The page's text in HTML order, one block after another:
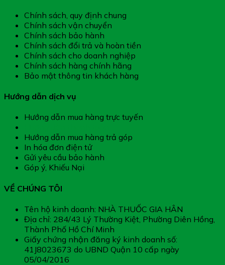
Chính sách, quy định chung
Chính sách vận chuyển
Chính sách bảo hành
Chính sách đổi trả và hoàn tiền
Chính sách cho doanh nghiệp
Chính sách hàng chính hãng
Bảo mật thông tin khách hàng
Hướng dẫn dịch vụ
Hướng dẫn mua hàng trực tuyến
Hướng dẫn mua hàng trả góp
In hóa đơn điện tử
Gửi yêu cầu bảo hành
Góp ý, Khiếu Nại
VỀ CHÚNG TÔI
Tên hộ kinh doanh: NHÀ THUỐC GIA HÂN
Địa chỉ: 284/43 Lý Thường Kiệt, Phường Diên Hồng,
Thành Phố Hồ Chí Minh
Giấy chứng nhận đăng ký kinh doanh số:
41J8023673 do UBND Quận 10 cấp ngày
05/04/2016